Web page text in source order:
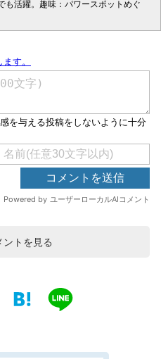
も活躍。趣味：パワースポットめぐ
トを見る